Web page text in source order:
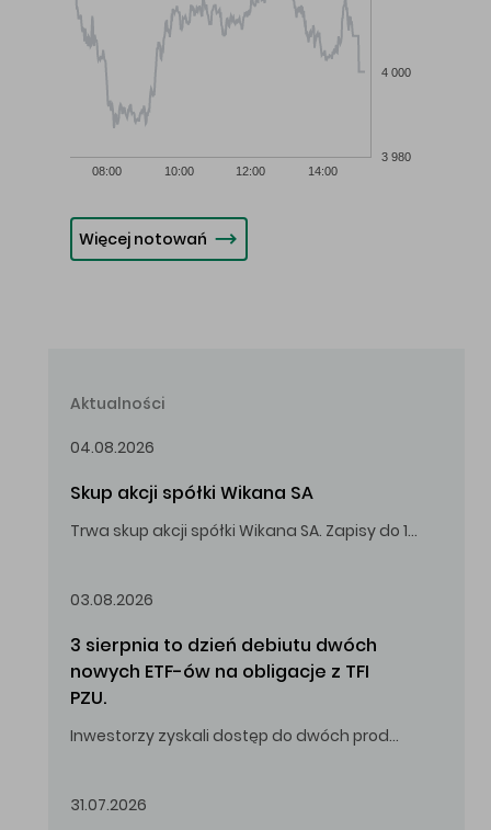
08:00 10:00 12:00 14:00
3 980
4 000
Więcej notowań
Aktualności
04.08.2026
Skup akcji spółki Wikana SA
Trwa skup akcji spółki Wikana SA. Zapisy do 14.08.2026 r. do godz. 16.00.
03.08.2026
3 sierpnia to dzień debiutu dwóch
nowych ETF-ów na obligacje z TFI
PZU.
Inwestorzy zyskali dostęp do dwóch produktów umożliwiających inwestowanie w obligacje skarbowe.
31.07.2026